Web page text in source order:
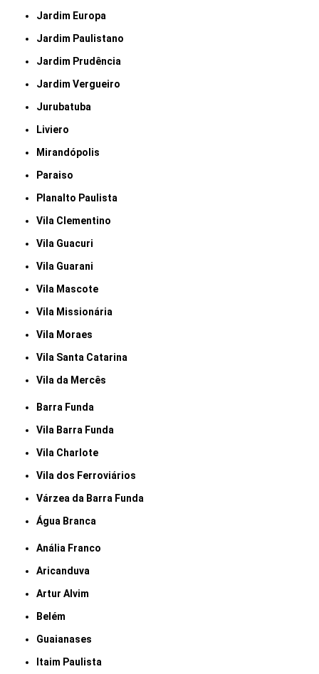
Jardim Europa
Jardim Paulistano
Jardim Prudência
Jardim Vergueiro
Jurubatuba
Liviero
Mirandópolis
Paraiso
Planalto Paulista
Vila Clementino
Vila Guacuri
Vila Guarani
Vila Mascote
Vila Missionária
Vila Moraes
Vila Santa Catarina
Vila da Mercês
Barra Funda
Vila Barra Funda
Vila Charlote
Vila dos Ferroviários
Várzea da Barra Funda
Água Branca
Anália Franco
Aricanduva
Artur Alvim
Belém
Guaianases
Itaim Paulista